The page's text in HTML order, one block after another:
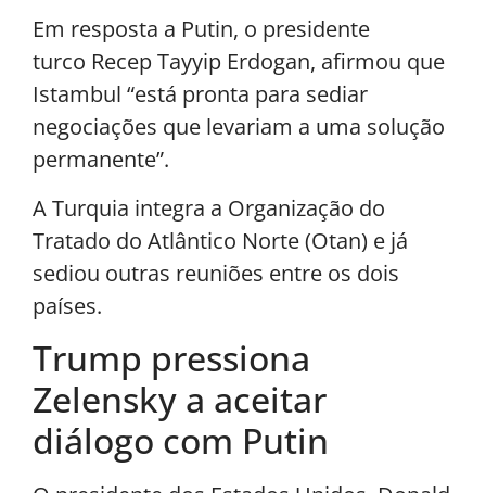
Em resposta a Putin, o presidente
turco Recep Tayyip Erdogan, afirmou que
Istambul “está pronta para sediar
negociações que levariam a uma solução
permanente”.
A Turquia integra a Organização do
Tratado do Atlântico Norte (Otan) e já
sediou outras reuniões entre os dois
países.
Trump pressiona
Zelensky a aceitar
diálogo com Putin